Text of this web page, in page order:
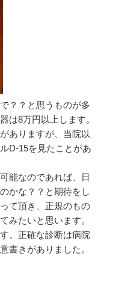
？？と思うものが多
は8万円以上します。
ありますが、当院以
D-15を見たことがあ
能なのであれば、日
かな？？と期待をし
て頂き、正規のもの
みたいと思います。
。正確な診断は病院
書きがありました。